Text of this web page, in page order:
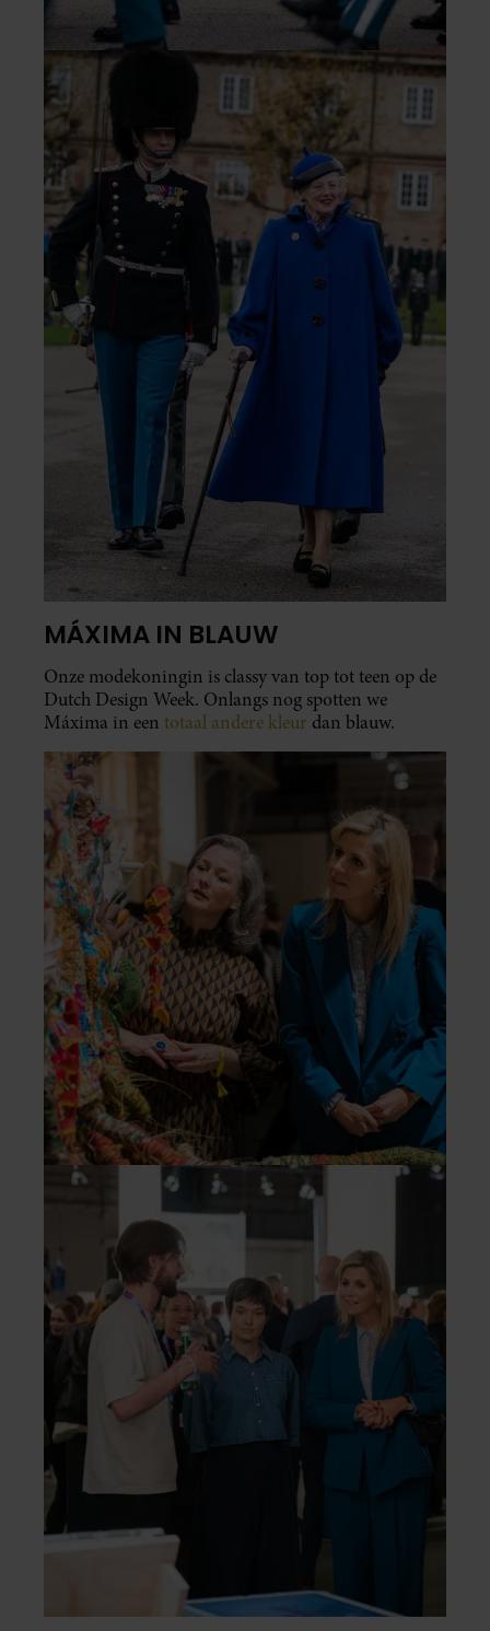
MÁXIMA IN BLAUW
Onze modekoningin is classy van top tot teen op de
Dutch Design Week. Onlangs nog spotten we
Máxima in een totaal andere kleur dan blauw.